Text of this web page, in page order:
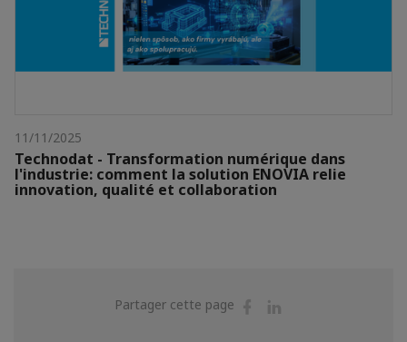
11/11/2025
Technodat - Transformation numérique dans
l'industrie: comment la solution ENOVIA relie
innovation, qualité et collaboration
Partager cette page
Partager